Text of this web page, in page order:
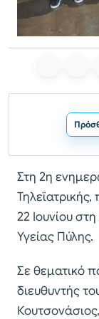
Στη 2η
22 Ιουνίου
Υγείας Πύλης.
Σε θεματικό
διευθυντής